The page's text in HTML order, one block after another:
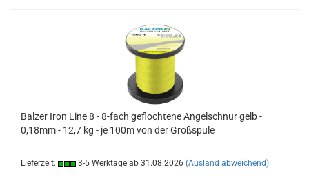
Balzer Iron Line 8 - 8-fach geflochtene Angelschnur gelb -
0,18mm - 12,7 kg - je 100m von der Großspule
Lieferzeit: 3-5 Werktage ab 31.08.2026 (Ausland abweichend)